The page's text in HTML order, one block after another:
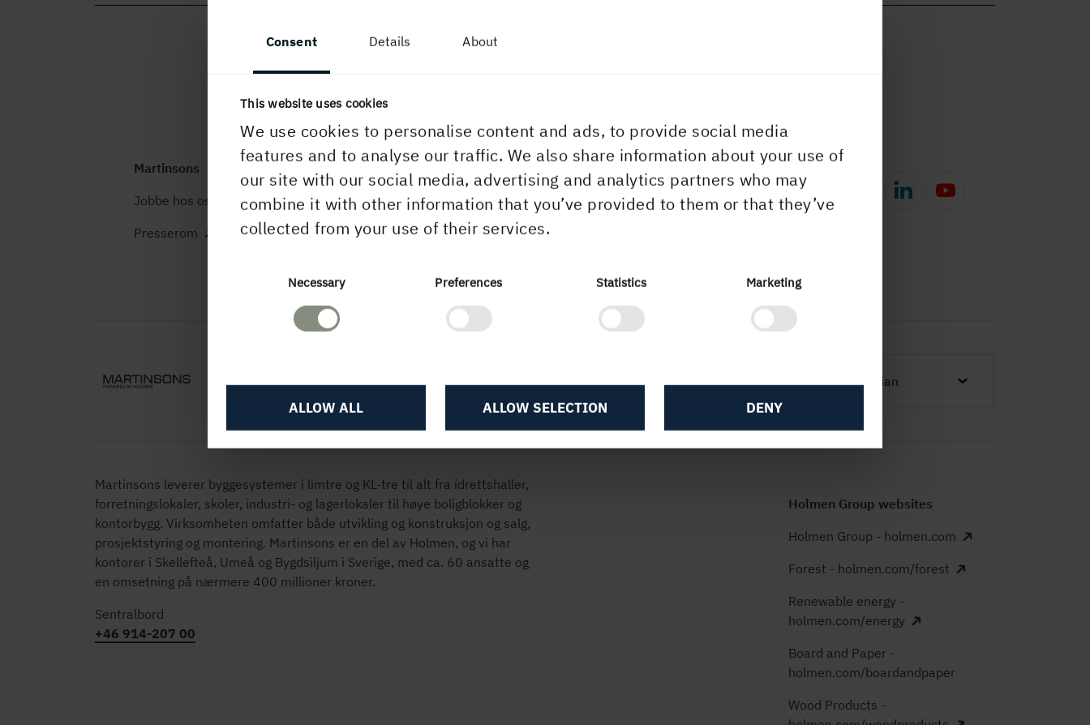
Consent Details About
This website uses cookies
We use cookies to personalise content and ads, to provide social media
features and to analyse our traffic. We also share information about your use of
our site with our social media, advertising and analytics partners who may
combine it with other information that you’ve provided to them or that they’ve
collected from your use of their services.
Necessary Preferences Statistics Marketing
DENY
ALLOW SELECTION
ALLOW ALL
Martinsons
Jobbe hos oss
Presserom
Kontakt oss
Trenger du å komme i kontakt
GDPR (behandling av
Norwegian
Martinsons leverer byggesystemer i limtre og KL-tre til alt fra idrettshaller,
forretningslokaler, skoler, industri- og lagerlokaler til høye boligblokker og
kontorbygg. Virksomheten omfatter både utvikling og konstruksjon og salg,
prosjektstyring og montering. Martinsons er en del av Holmen, og vi har
kontorer i Skellefteå, Umeå og Bygdsiljum i Sverige, med ca. 60 ansatte og
en omsetning på nærmere 400 millioner kroner.
Sentralbord
+46 914-207 00
Holmen Group websites
Holmen Group - holmen.com
Forest - holmen.com/forest
Renewable energy -
holmen.com/energy
Board and Paper -
holmen.com/boardandpaper
Wood Products -